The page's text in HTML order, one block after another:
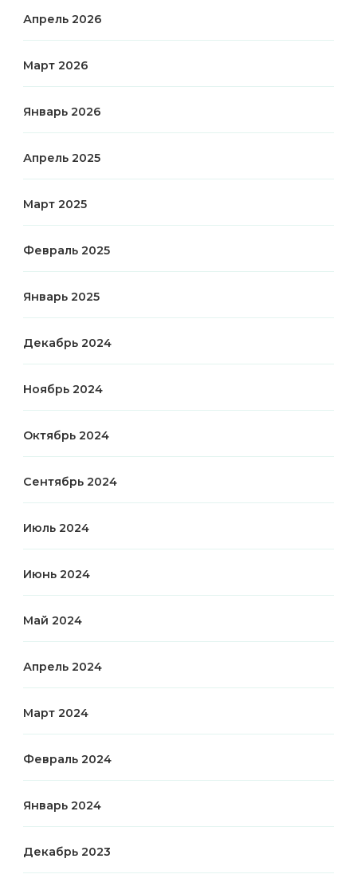
Апрель 2026
Март 2026
Январь 2026
Апрель 2025
Март 2025
Февраль 2025
Январь 2025
Декабрь 2024
Ноябрь 2024
Октябрь 2024
Сентябрь 2024
Июль 2024
Июнь 2024
Май 2024
Апрель 2024
Март 2024
Февраль 2024
Январь 2024
Декабрь 2023